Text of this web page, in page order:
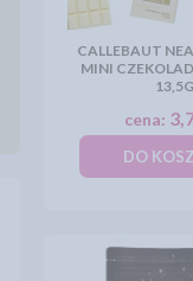
CALLEBAUT
MINI
13,5G
cena:
DO